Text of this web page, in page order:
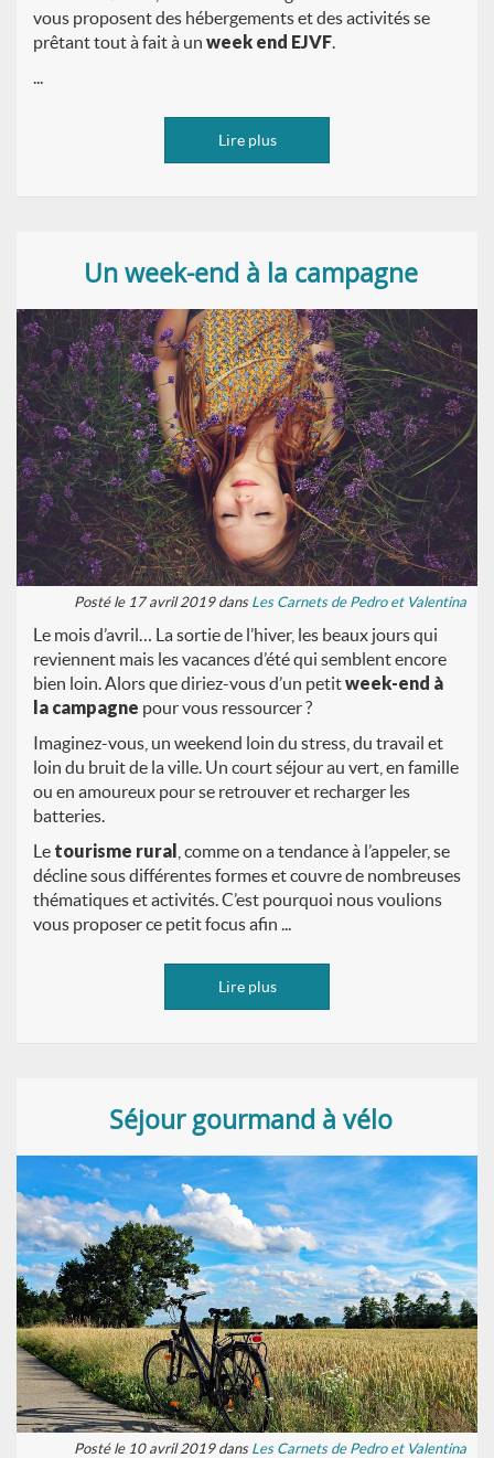
vous proposent des hébergements et des activités se
prêtant tout à fait à un week end EJVF.
...
Lire plus
Un week-end à la campagne
Posté le 17 avril 2019 dansLes Carnets de Pedro et Valentina
Le mois d’avril… La sortie de l’hiver, les beaux jours qui
reviennent mais les vacances d’été qui semblent encore
bien loin. Alors que diriez-vous d’un petitweek-end à
la campagne pour vous ressourcer ?
Imaginez-vous, un weekend loin du stress, du travail et
loin du bruit de la ville. Un court séjour au vert, en famille
ou en amoureux pour se retrouver et recharger les
batteries.
Le tourisme rural , comme on a tendance à l’appeler, se
décline sous différentes formes et couvre de nombreuses
thématiques et activités. C’est pourquoi nous voulions
vous proposer ce petit focus afin ...
Lire plus
Séjour gourmand à vélo
Posté le 10 avril 2019 dansLes Carnets de Pedro et Valentina